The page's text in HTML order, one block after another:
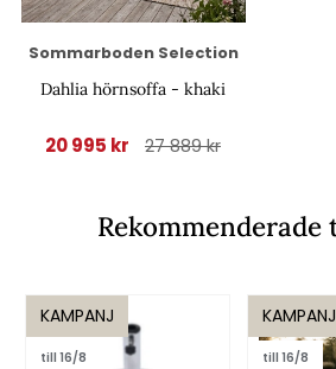
Sommarboden Selection
Dahlia hörnsoffa - khaki
20 995 kr 27 889 kr
KAMPANJ
till 16/8
KAMPANJ
till 16/8